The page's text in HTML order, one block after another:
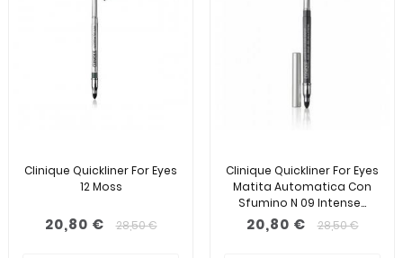
Clinique Quickliner For Eyes
12 Moss
20,80 € 28,50 €
Clinique Quickliner For Eyes
Matita Automatica Con
Sfumino N 09 Intense...
20,80 € 28,50 €